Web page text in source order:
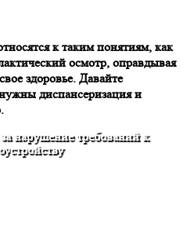
к таким понятиям, как
осмотр, оправдывая
здоровье. Давайте
нужны диспансеризация и
нарушение требований к